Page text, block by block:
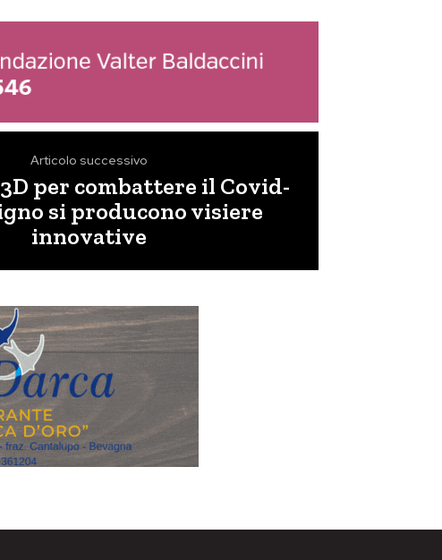
Articolo successivo
per combattere il Covid-
si producono visiere
innovative